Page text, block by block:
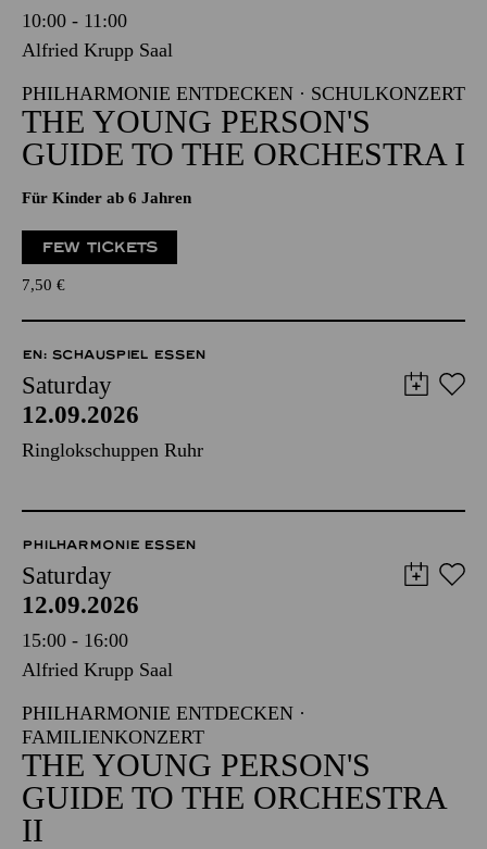
10:00 - 11:00
Alfried Krupp Saal
PHILHARMONIE ENTDECKEN · SCHULKONZERT
THE YOUNG PERSON'S
GUIDE TO THE ORCHESTRA I
Für Kinder ab 6 Jahren
FEW TICKETS
7,50 €
EN: SCHAUSPIEL ESSEN
Saturday
12.09.2026
Ringlokschuppen Ruhr
PHILHARMONIE ESSEN
Saturday
12.09.2026
15:00 - 16:00
Alfried Krupp Saal
PHILHARMONIE ENTDECKEN ·
FAMILIENKONZERT
THE YOUNG PERSON'S
GUIDE TO THE ORCHESTRA
II